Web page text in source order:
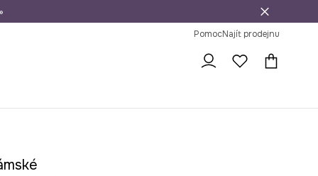
na vrácení zboží
PomocNajít prodejnu